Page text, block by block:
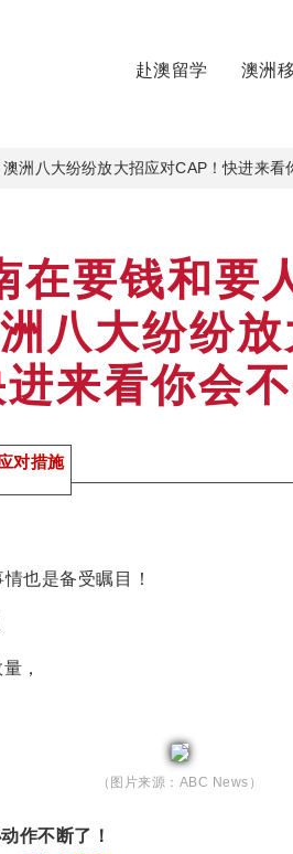
赴澳留学 澳洲
洲八大纷纷放大招应对CAP！快进来看
在要钱和要
八大纷纷
来看你会不
对措施
情也是备受瞩目！
，
（图片来源：ABC News）
作不断了！